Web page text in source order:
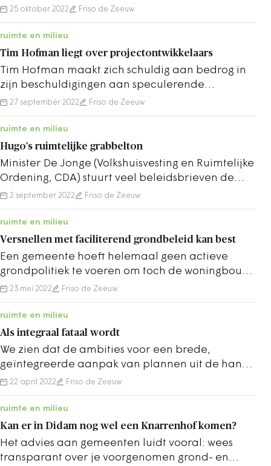
25 oktober 2022 Friso de Zeeuw
ruimte en milieu
Tim Hofman liegt over projectontwikkelaars
Tim Hofman maakt zich schuldig aan bedrog in
zijn beschuldigingen aan speculerende
projectontwikkelaars. Aldus Friso de Zeeuw.
27 september 2022 Friso de Zeeuw
ruimte en milieu
Hugo's ruimtelijke grabbelton
Minister De Jonge (Volkshuisvesting en Ruimtelijke
Ordening, CDA) stuurt veel beleidsbrieven de
wereld in. Eentje kreeg niet veel aandacht.
2 september 2022 Friso de Zeeuw
ruimte en milieu
Versnellen met faciliterend grondbeleid kan best
Een gemeente hoeft helemaal geen actieve
grondpolitiek te voeren om toch de woningbouw
te versnellen, betoogt Friso de Zeeuw.
23 mei 2022 Friso de Zeeuw
ruimte en milieu
Als integraal fataal wordt
We zien dat de ambities voor een brede,
geïntegreerde aanpak van plannen uit de hand
lopen.
22 april 2022 Friso de Zeeuw
ruimte en milieu
Kan er in Didam nog wel een Knarrenhof komen?
Het advies aan gemeenten luidt vooral: wees
transparant over je voorgenomen grond- en